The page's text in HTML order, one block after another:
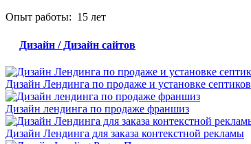
Опыт работы: 15 лет
Дизайн / Дизайн сайтов
Дизайн Лендинга по продаже и установке септиков
Дизайн лендинга по продаже франшиз
Дизайн Лендинга для заказа контекстной рекламы